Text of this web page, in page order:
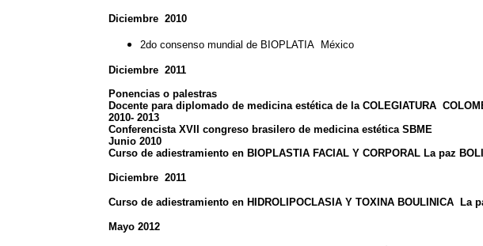
Diciembre 2010
2do consenso mundial de BIOPLATIA México
Diciembre 2011
Ponencias o palestras
Docente para diplomado de medicina estética de la COLEGIATURA
2010- 2013
Conferencista XVII congreso brasilero de medicina estética SBME
Junio 2010
Curso de adiestramiento en BIOPLASTIA FACIAL Y CORPORAL La paz
Diciembre 2011
Curso de adiestramiento en HIDROLIPOCLASIA Y TOXINA BOULINICA La
Mayo 2012